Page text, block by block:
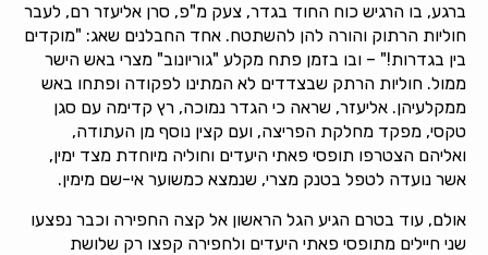
ברגע, בו הרגיש כוח החוד בגדר, צעק מ"פ, סרן אליעזר רם, לעבר
חוליות הרתוק והורה להן להשתטח. אחד החבלנים שאג: "מוקדים
בין בגדרות!" – ובו בזמן פתח מקלע "גוריונוב" מצרי באש הישר
ממול. חוליות הרתק שבצדדים לא המתינו לפקודה ופתחו באש
ממקלעיהן. אליעזר, שראה כי הגדר נמוכה, רץ קדימה עם סגן
טקסי, מפקד מחלקת הפריצה, ועם קצין נוסף מן העתודה,
ואליהם הצטרפו תופסי פאתי היעדים וחוליה מיוחדת מצד ימין,
אשר נועדה לטפל בטנק מצרי, שנמצא כמשוער אי-שם מימין.
אולם, עוד בטרם הגיע הגל הראשון אל קצה החפירה וכבר נפצעו
שני חיילים מתופסי פאתי היעדים ולחפירה קפצו רק שלושת